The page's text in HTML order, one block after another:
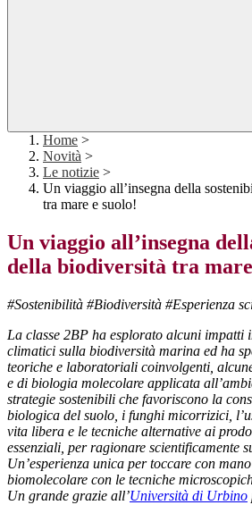
Home >
Novità >
Le notizie >
Un viaggio all’insegna della
tra mare e suolo!
Un viaggio all’insegna
della biodiversità tra
#Sostenibilità #Biodiversità #Esperienza
La classe 2BP ha esplorato alcuni impatti
climatici sulla biodiversità marina ed ha
teoriche e laboratoriali coinvolgenti,
e di biologia molecolare applicata
strategie sostenibili che favoriscono la
biologica del suolo, i funghi micorrizici,
vita libera e le tecniche alternative ai
essenziali, per ragionare scientificamente
Un’esperienza unica per toccare con
biomolecolare con le tecniche
Un grande grazie all’Università di Urbino